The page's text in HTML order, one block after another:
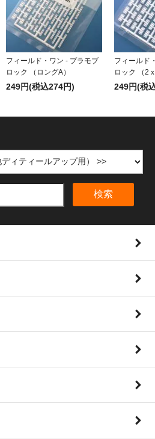
フィールド・ワン - プラモブ
ロック （ロングA）
249円(税込274円)
フィールド
ロック （2
249円(税
検索